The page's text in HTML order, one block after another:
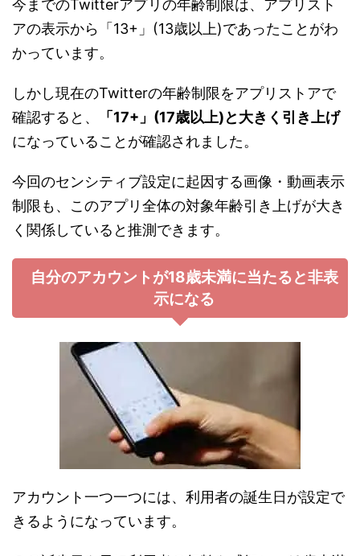
今までのTwitterアプリの年齢制限は、アプリスト
アの表示から「13+」(13歳以上)であったことがわ
かっています。
しかし現在のTwitterの年齢制限をアプリストアで
確認すると、
「17+」(17歳以上)と大きく引き上げ
になっていることが確認されました。
今回のセンシティブ設定に起因する画像・動画表示
制限も、このアプリ全体の対象年齢引き上げが大き
く関係していると推測できます。
自分のアカウントが18歳未満に当たると非表
示になる
アカウント一つ一つには、利用者の誕生日が設定で
きるようになっています。